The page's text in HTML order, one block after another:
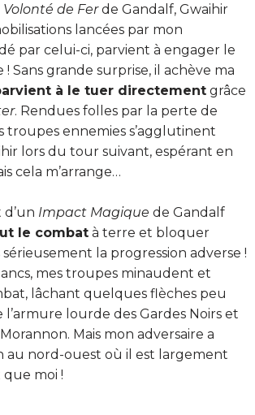
Volonté de Ferde Gandalf, Gwaihir
lancées par mon
par celui-ci, parvient à engager le
Sans grande surprise, il achève ma
à le tuer directement grâce
. Rendues folles par la perte de
troupes ennemies s’agglutinent
lors du tour suivant, espérant en
cela m’arrange…
Impact Magique de Gandalf
le combat à terre et bloquer
la progression adverse !
mes troupes minaudent et
lâchant quelques flèches peu
lourde des Gardes Noirs et
Mais mon adversaire a
au nord-ouest où il est largement
moi !